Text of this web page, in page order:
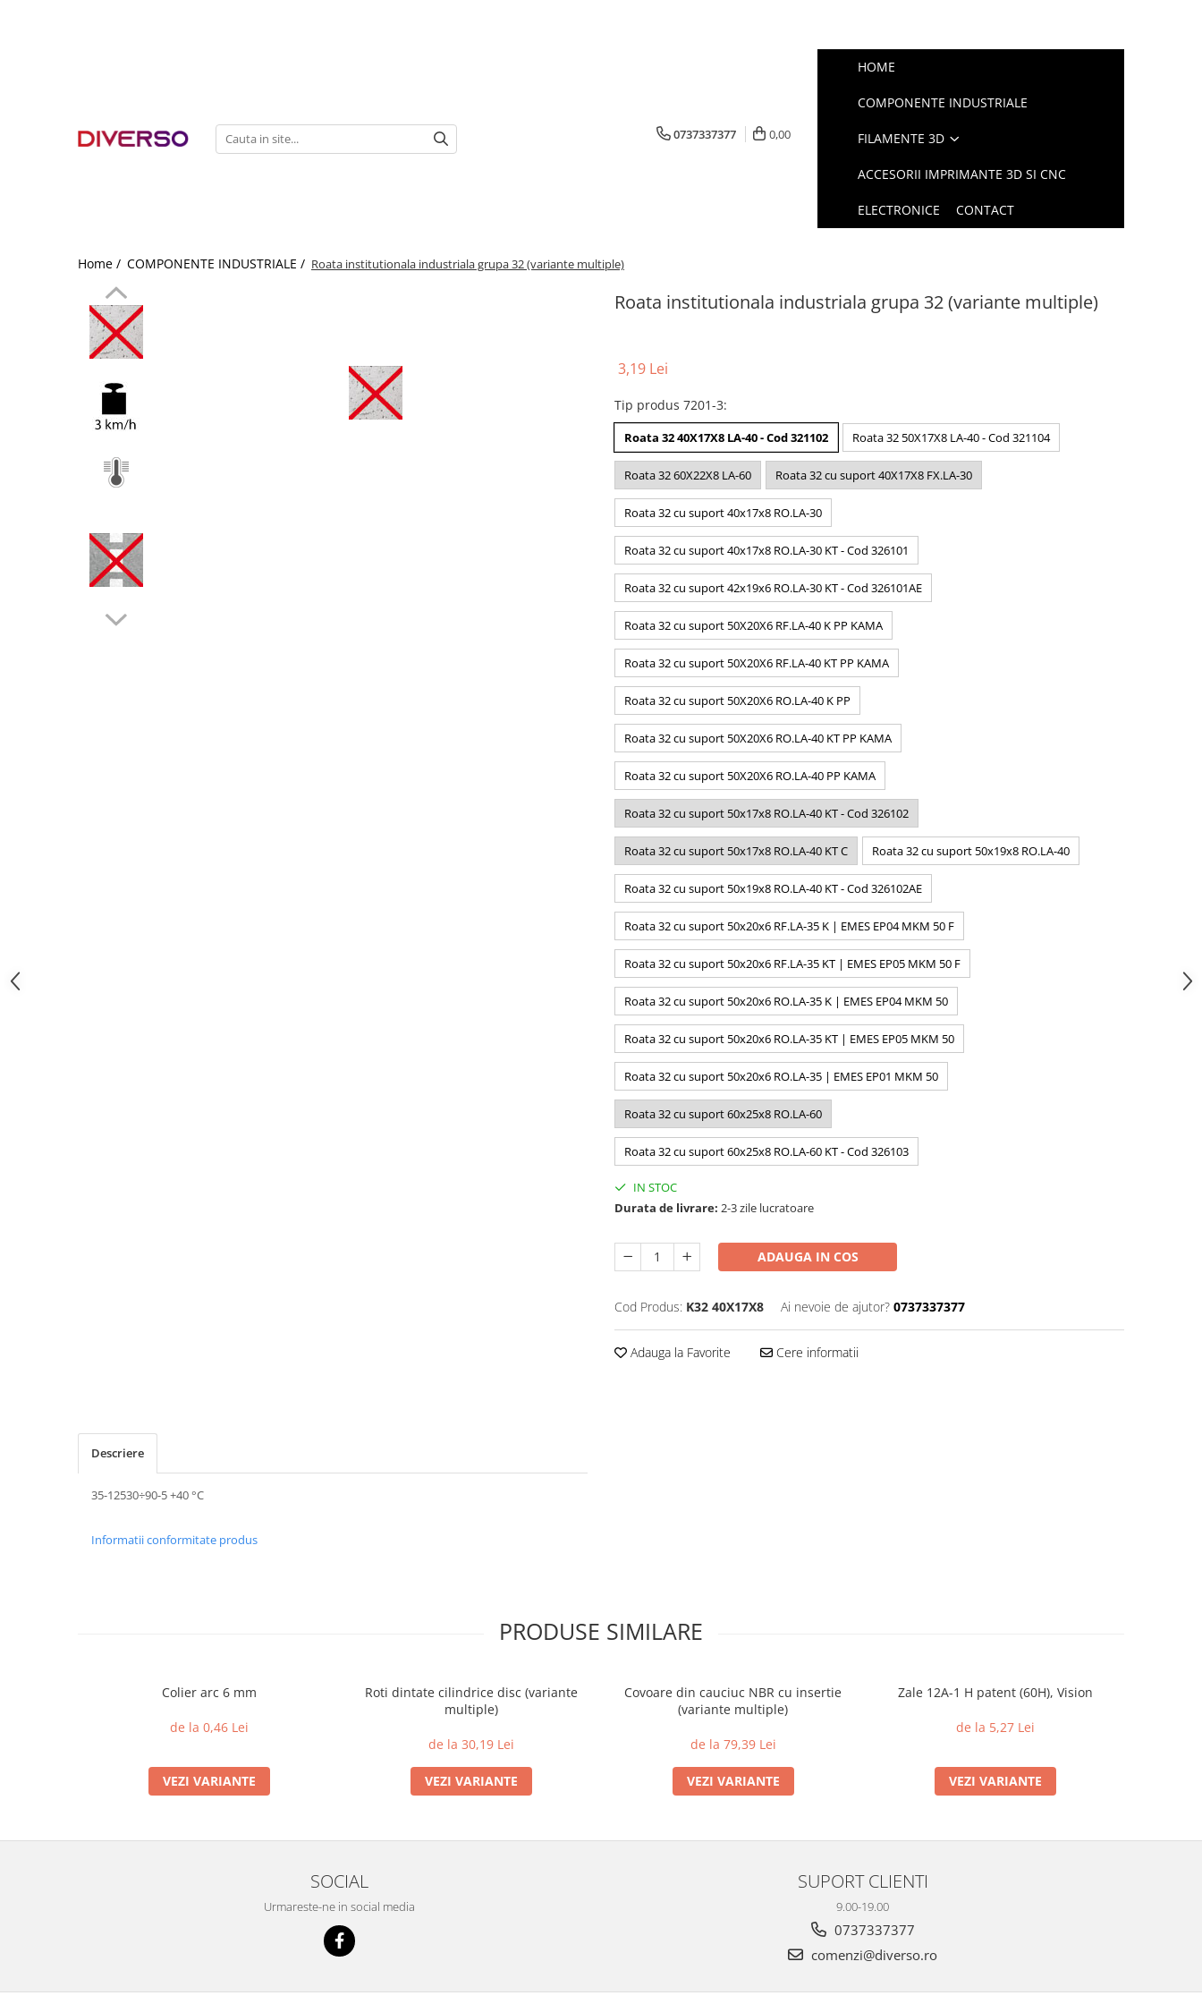
MULTIMATERIAL
0737337377 0,00
HOME
COMPONENTE INDUSTRIALE
FILAMENTE 3D
ACCESORII IMPRIMANTE 3D SI CNC
ELECTRONICE CONTACT
Home / COMPONENTE INDUSTRIALE / Roata institutionala industriala grupa 32 (variante multiple)
Roata institutionala industriala grupa 32 (variante multiple)
3,19 Lei
Tip produs 7201-3:
Roata 32 40X17X8 LA-40 - Cod 321102 Roata 32 50X17X8 LA-40 - Cod 321104
Roata 32 60X22X8 LA-60 Roata 32 cu suport 40X17X8 FX.LA-30
Roata 32 cu suport 40x17x8 RO.LA-30
Roata 32 cu suport 40x17x8 RO.LA-30 KT - Cod 326101
Roata 32 cu suport 42x19x6 RO.LA-30 KT - Cod 326101AE
Roata 32 cu suport 50X20X6 RF.LA-40 K PP KAMA
Roata 32 cu suport 50X20X6 RF.LA-40 KT PP KAMA
Roata 32 cu suport 50X20X6 RO.LA-40 K PP
Roata 32 cu suport 50X20X6 RO.LA-40 KT PP KAMA
Roata 32 cu suport 50X20X6 RO.LA-40 PP KAMA
Roata 32 cu suport 50x17x8 RO.LA-40 KT - Cod 326102
Roata 32 cu suport 50x17x8 RO.LA-40 KT C Roata 32 cu suport 50x19x8 RO.LA-40
Roata 32 cu suport 50x19x8 RO.LA-40 KT - Cod 326102AE
Roata 32 cu suport 50x20x6 RF.LA-35 K | EMES EP04 MKM 50 F
Roata 32 cu suport 50x20x6 RF.LA-35 KT | EMES EP05 MKM 50 F
Roata 32 cu suport 50x20x6 RO.LA-35 K | EMES EP04 MKM 50
Roata 32 cu suport 50x20x6 RO.LA-35 KT | EMES EP05 MKM 50
Roata 32 cu suport 50x20x6 RO.LA-35 | EMES EP01 MKM 50
Roata 32 cu suport 60x25x8 RO.LA-60
Roata 32 cu suport 60x25x8 RO.LA-60 KT - Cod 326103
IN STOC
Durata de livrare: 2-3 zile lucratoare
ADAUGA IN COS
Cod Produs: K32 40X17X8 Ai nevoie de ajutor? 0737337377
Adauga la Favorite Cere informatii
Descriere
35-12530÷90-5 +40 °C
Informatii conformitate produs
PRODUSE SIMILARE
Colier arc 6 mm
de la 0,46 Lei
VEZI VARIANTE
Roti dintate cilindrice disc (variante
multiple)
de la 30,19 Lei
VEZI VARIANTE
Covoare din cauciuc NBR cu insertie
(variante multiple)
de la 79,39 Lei
VEZI VARIANTE
Zale 12A-1 H patent (60H), Vision
de la 5,27 Lei
VEZI VARIANTE
SOCIAL
Urmareste-ne in social media
SUPORT CLIENTI
9.00-19.00
0737337377
comenzi@diverso.ro